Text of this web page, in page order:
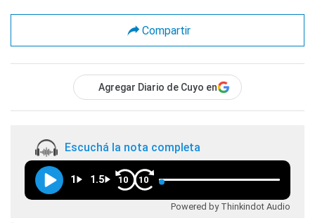
Compartir
Agregar Diario de Cuyo en
Escuchá la nota completa
1 1.5 10 10
Powered by Thinkindot Audio